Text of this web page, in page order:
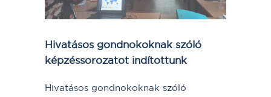
Hivatásos gondnokoknak szóló
képzéssorozatot indítottunk
Hivatásos gondnokoknak szóló